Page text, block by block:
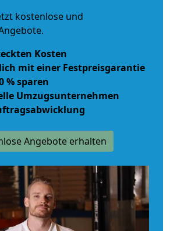
kostenlose und
Kosten
mit einer Festpreisgarantie
% sparen
Umzugsunternehmen
Angebote erhalten